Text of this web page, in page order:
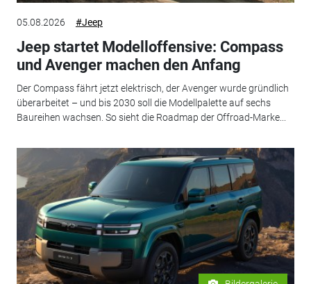
05.08.2026 #Jeep
Jeep startet Modelloffensive: Compass
und Avenger machen den Anfang
Der Compass fährt jetzt elektrisch, der Avenger wurde gründlich
überarbeitet – und bis 2030 soll die Modellpalette auf sechs
Baureihen wachsen. So sieht die Roadmap der Offroad-Marke...